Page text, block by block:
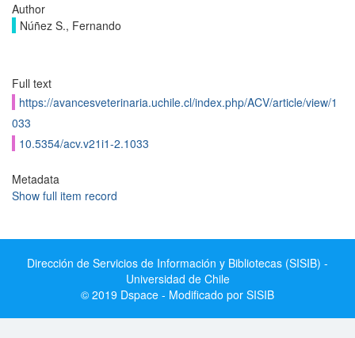
Author
Núñez S., Fernando
Full text
https://avancesveterinaria.uchile.cl/index.php/ACV/article/view/1
033
10.5354/acv.v21i1-2.1033
Metadata
Show full item record
Dirección de Servicios de Información y Bibliotecas (SISIB) -
Universidad de Chile
© 2019 Dspace - Modificado por SISIB